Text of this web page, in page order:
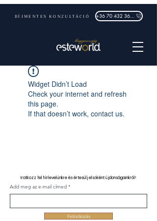
DÍJMENTES KONZULTÁCIÓ +36 70 432 3632
Widget Didn’t Load
Check your internet and refresh
this page.
If that doesn’t work, contact us.
Iratkozz fel hírlevelünkre és értesülj elsőként újdonságainkról!
Add meg az e-mail címed
Feliratkozás